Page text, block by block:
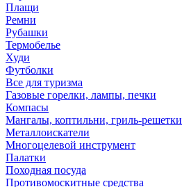
Плащи
Ремни
Рубашки
Термобелье
Худи
Футболки
Все для туризма
Газовые горелки, лампы, печки
Компасы
Мангалы, коптильни, гриль-решетки
Металлоискатели
Многоцелевой инструмент
Палатки
Походная посуда
Противомоскитные средства